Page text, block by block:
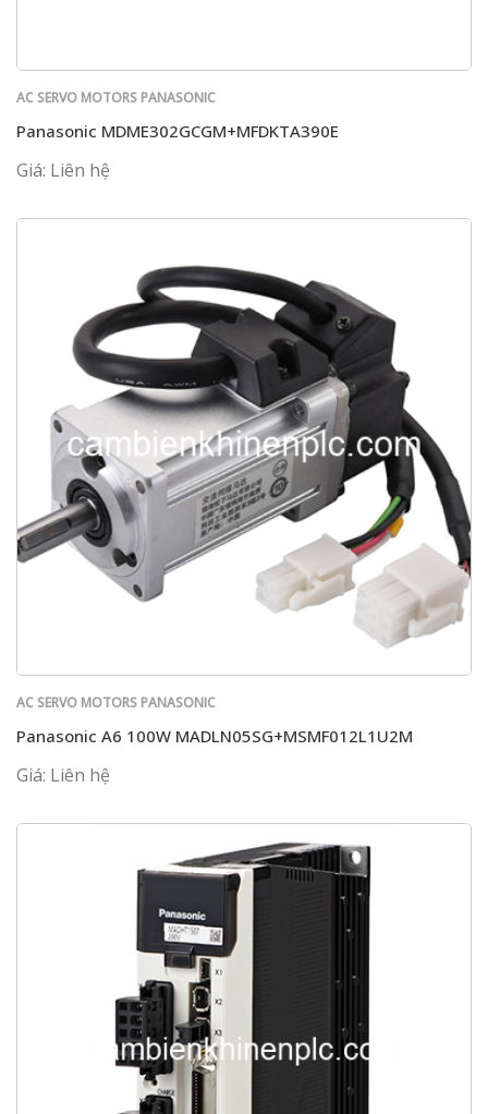
AC SERVO MOTORS PANASONIC
Panasonic MDME302GCGM+MFDKTA390E
Giá: Liên hệ
AC SERVO MOTORS PANASONIC
Panasonic A6 100W MADLN05SG+MSMF012L1U2M
Giá: Liên hệ